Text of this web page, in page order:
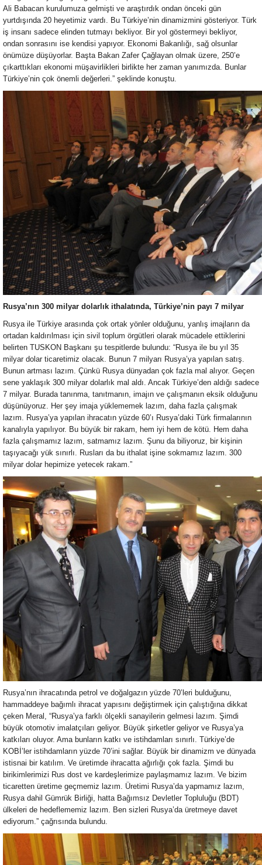
Ali Babacan kurulumuza gelmişti ve araştırdık ondan önceki gün
yurtdışında 20 heyetimiz vardı. Bu Türkiye’nin dinamizmini gösteriyor. Türk
iş insanı sadece elinden tutmayı bekliyor. Bir yol göstermeyi bekliyor,
ondan sonrasını ise kendisi yapıyor. Ekonomi Bakanlığı, sağ olsunlar
önümüze düşüyorlar. Başta Bakan Zafer Çağlayan olmak üzere, 250’e
çıkarttıkları ekonomi müşavirlikleri birlikte her zaman yanımızda. Bunlar
Türkiye’nin çok önemli değerleri.” şeklinde konuştu.
Rusya’nın 300 milyar dolarlık ithalatında, Türkiye’nin payı 7 milyar
Rusya ile Türkiye arasında çok ortak yönler olduğunu, yanlış imajların da
ortadan kaldırılması için sivil toplum örgütleri olarak mücadele ettiklerini
belirten TUSKON Başkanı şu tespitlerde bulundu: “Rusya ile bu yıl 35
milyar dolar ticaretimiz olacak. Bunun 7 milyarı Rusya’ya yapılan satış.
Bunun artması lazım. Çünkü Rusya dünyadan çok fazla mal alıyor. Geçen
sene yaklaşık 300 milyar dolarlık mal aldı. Ancak Türkiye’den aldığı sadece
7 milyar. Burada tanınma, tanıtmanın, imajın ve çalışmanın eksik olduğunu
düşünüyoruz. Her şey imaja yüklememek lazım, daha fazla çalışmak
lazım. Rusya’ya yapılan ihracatın yüzde 60’ı Rusya’daki Türk firmalarının
kanalıyla yapılıyor. Bu büyük bir rakam, hem iyi hem de kötü. Hem daha
fazla çalışmamız lazım, satmamız lazım. Şunu da biliyoruz, bir kişinin
taşıyacağı yük sınırlı. Rusları da bu ithalat işine sokmamız lazım. 300
milyar dolar hepimize yetecek rakam.”
Rusya’nın ihracatında petrol ve doğalgazın yüzde 70’leri bulduğunu,
hammaddeye bağımlı ihracat yapısını değiştirmek için çalıştığına dikkat
çeken Meral, “Rusya’ya farklı ölçekli sanayilerin gelmesi lazım. Şimdi
büyük otomotiv imalatçıları geliyor. Büyük şirketler geliyor ve Rusya’ya
katkıları oluyor. Ama bunların katkı ve istihdamları sınırlı. Türkiye’de
KOBİ’ler istihdamların yüzde 70’ini sağlar. Büyük bir dinamizm ve dünyada
istisnai bir katılım. Ve üretimde ihracatta ağırlığı çok fazla. Şimdi bu
birikimlerimizi Rus dost ve kardeşlerimize paylaşmamız lazım. Ve bizim
ticaretten üretime geçmemiz lazım. Üretimi Rusya’da yapmamız lazım,
Rusya dahil Gümrük Birliği, hatta Bağımsız Devletler Topluluğu (BDT)
ülkeleri de hedeflememiz lazım. Ben sizleri Rusya’da üretmeye davet
ediyorum.” çağrısında bulundu.